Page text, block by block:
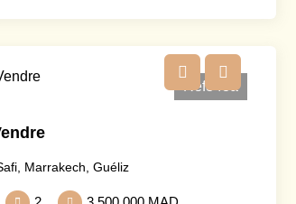
Ref343a
Marrakech Guéliz